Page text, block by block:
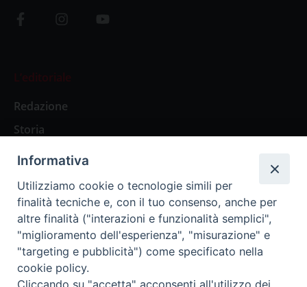
L’editoriale
Redazione
Storia
Abbonamenti
Abbonamento Annuale Digitale
Abbonamento Annuale Cartaceo
Abbonamento Singola Copia Digitale
Informativa
Utilizziamo cookie o tecnologie simili per
finalità tecniche e, con il tuo consenso, anche per
altre finalità ("interazioni e funzionalità semplici",
"miglioramento dell'esperienza", "misurazione" e
"targeting e pubblicità") come specificato nella
cookie policy.